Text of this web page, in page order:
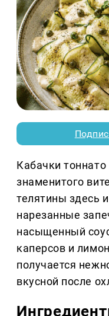
Кабачки
знаменитого
телятины здесь
нарезанные
насыщенный
каперсов и
получается
вкусной после